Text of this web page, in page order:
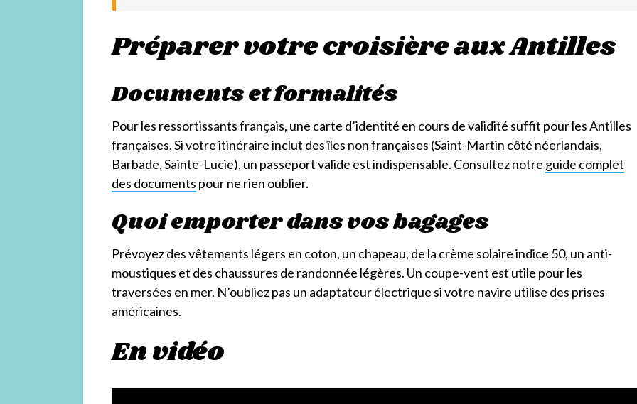
Préparer votre croisière aux Antilles
Documents et formalités
Pour les ressortissants français, une carte d’identité en cours de validité suffit pour les Antilles
françaises. Si votre itinéraire inclut des îles non françaises (Saint-Martin côté néerlandais,
Barbade, Sainte-Lucie), un passeport valide est indispensable. Consultez notre guide complet
des documents pour ne rien oublier.
Quoi emporter dans vos bagages
Prévoyez des vêtements légers en coton, un chapeau, de la crème solaire indice 50, un anti-
moustiques et des chaussures de randonnée légères. Un coupe-vent est utile pour les
traversées en mer. N’oubliez pas un adaptateur électrique si votre navire utilise des prises
américaines.
En vidéo